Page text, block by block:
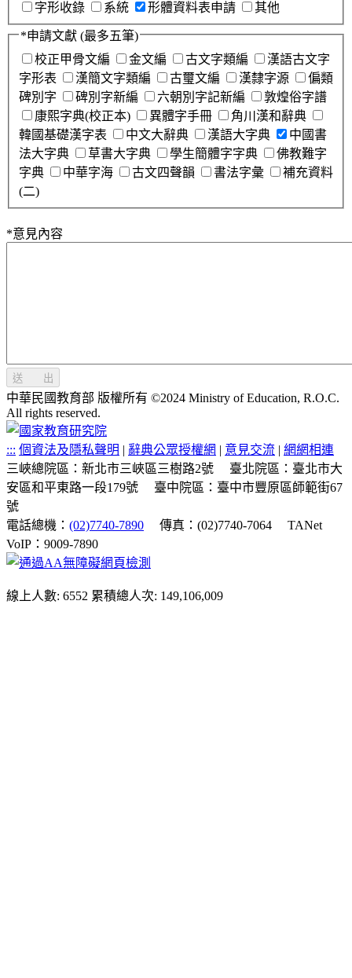
字形收錄
系統 形體資料表申請 其他
*申請文獻 (最多五筆)
校正甲骨文編
金文編 古文字類編
漢語古文字
字形表
漢簡文字類編 古璽文編 漢隸字源
偏類
碑別字
碑別字新編 六朝別字記新編
敦煌俗字譜
康熙字典(校正本)
異體字手冊
角川漢和辭典
韓國基礎漢字表
中文大辭典 漢語大字典
中國書
法大字典
草書大字典 學生簡體字字典
佛教難字
字典
中華字海 古文四聲韻 書法字彙
補充資料
(二)
*意見內容
送 出
中華民國教育部 版權所有 ©2024 Ministry of Education, R.O.C.
All rights reserved.
::: 個資法及隱私聲明 | 辭典公眾授權網 | 意見交流 | 網網相連
三峽總院區：新北市三峽區三樹路2號
臺北院區：臺北市大
安區和平東路一段179號
臺中院區：臺中市豐原區師範街67
號
電話總機： (02)7740-7890 傳真：(02)7740-7064
TANet
VoIP：9009-7890
線上人數: 6552 累積總人次: 149,106,009